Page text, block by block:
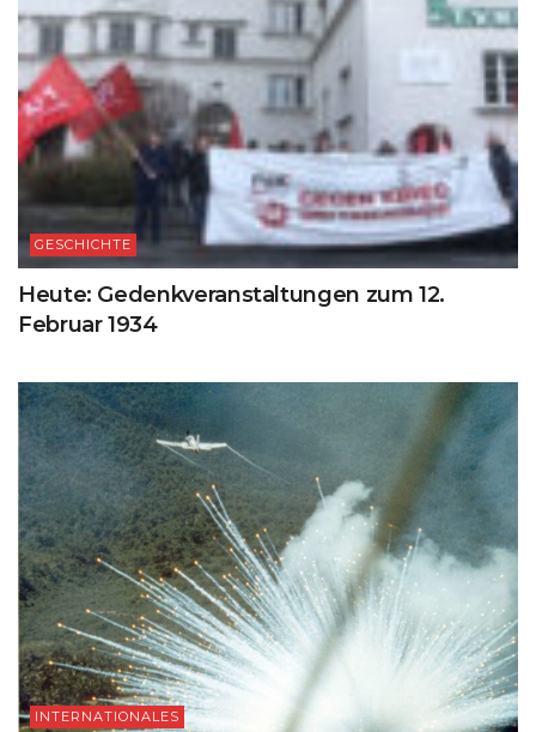
GESCHICHTE
Heute: Gedenkveranstaltungen zum 12.
Februar 1934
INTERNATIONALES